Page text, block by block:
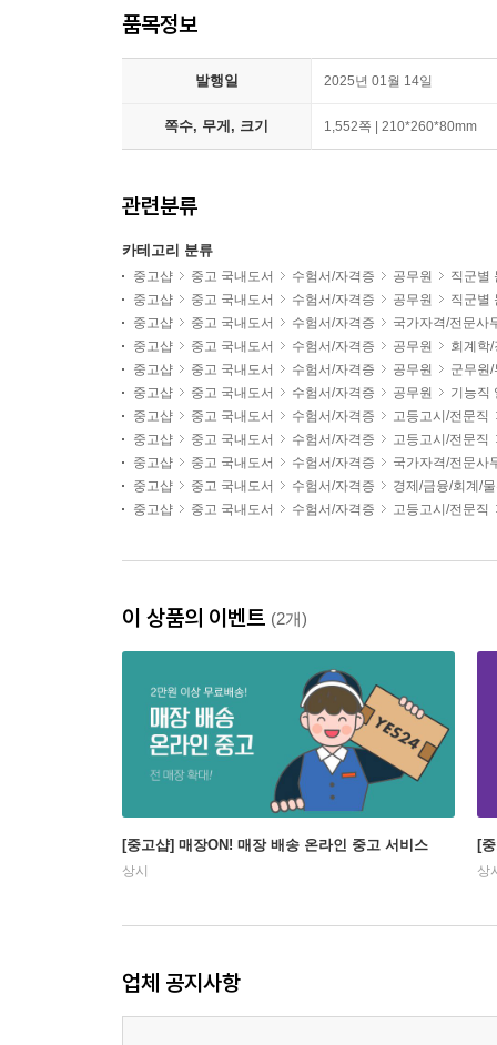
품목정보
발행일 2025년 01월 14일
쪽수, 무게, 크기 1,552쪽 | 210*260*80mm
관련분류
카테고리 분류
중고샵 중고 국내도서 수험서/자격증 공무원
직군별
중고샵
중고 국내도서 수험서/자격증 공무원
직군별
중고샵
중고 국내도서 수험서/자격증
국가자격/전문사
중고샵
중고 국내도서 수험서/자격증 공무원
회계학
중고샵
중고 국내도서 수험서/자격증 공무원
군무원
중고샵
중고 국내도서 수험서/자격증 공무원
기능직
중고샵
중고 국내도서 수험서/자격증
고등고시/전문직
중고샵
중고 국내도서 수험서/자격증
고등고시/전문직
중고샵
중고 국내도서 수험서/자격증
국가자격/전문사
중고샵
중고 국내도서 수험서/자격증
경제/금융/회계/
중고샵
중고 국내도서 수험서/자격증 고등고시/전문직
이 상품의 이벤트 (2개)
[중고샵] 매장ON! 매장 배송 온라인 중고 서비스
상시
[
상
업체 공지사항